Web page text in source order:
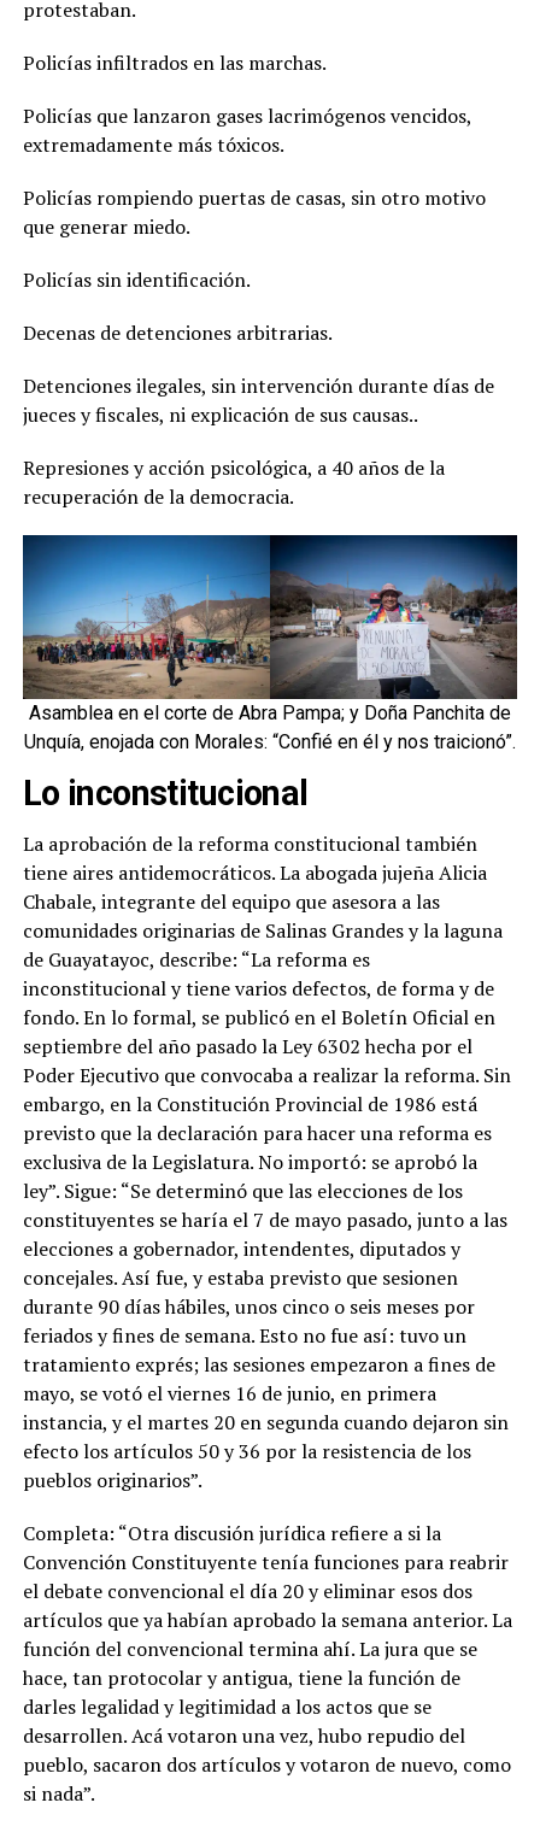
protestaban.
Policías infiltrados en las marchas.
Policías que lanzaron gases lacrimógenos vencidos,
extremadamente más tóxicos.
Policías rompiendo puertas de casas, sin otro motivo
que generar miedo.
Policías sin identificación.
Decenas de detenciones arbitrarias.
Detenciones ilegales, sin intervención durante días de
jueces y fiscales, ni explicación de sus causas..
Represiones y acción psicológica, a 40 años de la
recuperación de la democracia.
Asamblea en el corte de Abra Pampa; y Doña Panchita de
Unquía, enojada con Morales: “Confié en él y nos traicionó”.
Lo inconstitucional
La aprobación de la reforma constitucional también
tiene aires antidemocráticos. La abogada jujeña Alicia
Chabale, integrante del equipo que asesora a las
comunidades originarias de Salinas Grandes y la laguna
de Guayatayoc, describe: “La reforma es
inconstitucional y tiene varios defectos, de forma y de
fondo. En lo formal, se publicó en el Boletín Oficial en
septiembre del año pasado la Ley 6302 hecha por el
Poder Ejecutivo que convocaba a realizar la reforma. Sin
embargo, en la Constitución Provincial de 1986 está
previsto que la declaración para hacer una reforma es
exclusiva de la Legislatura. No importó: se aprobó la
ley”. Sigue: “Se determinó que las elecciones de los
constituyentes se haría el 7 de mayo pasado, junto a las
elecciones a gobernador, intendentes, diputados y
concejales. Así fue, y estaba previsto que sesionen
durante 90 días hábiles, unos cinco o seis meses por
feriados y fines de semana. Esto no fue así: tuvo un
tratamiento exprés; las sesiones empezaron a fines de
mayo, se votó el viernes 16 de junio, en primera
instancia, y el martes 20 en segunda cuando dejaron sin
efecto los artículos 50 y 36 por la resistencia de los
pueblos originarios”.
Completa: “Otra discusión jurídica refiere a si la
Convención Constituyente tenía funciones para reabrir
el debate convencional el día 20 y eliminar esos dos
artículos que ya habían aprobado la semana anterior. La
función del convencional termina ahí. La jura que se
hace, tan protocolar y antigua, tiene la función de
darles legalidad y legitimidad a los actos que se
desarrollen. Acá votaron una vez, hubo repudio del
pueblo, sacaron dos artículos y votaron de nuevo, como
si nada”.